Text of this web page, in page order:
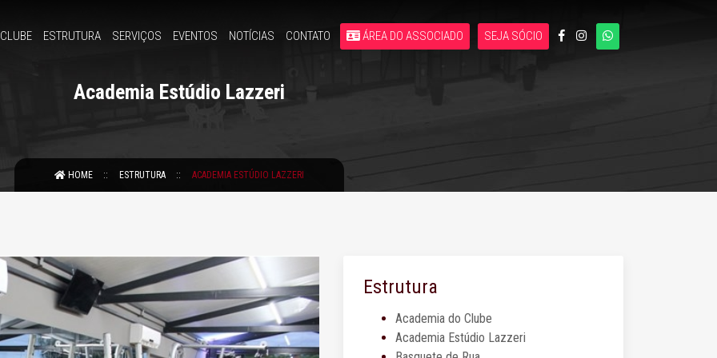
ESTRUTURA SERVIÇOS EVENTOS NOTÍCIAS CONTATO ÁREA DO ASSOCIADO SEJA SÓCIO
Academia Estúdio Lazzeri
HOME ESTRUTURA ACADEMIA ESTÚDIO LAZZERI
Estrutura
Academia do Clube
Academia Estúdio Lazzeri